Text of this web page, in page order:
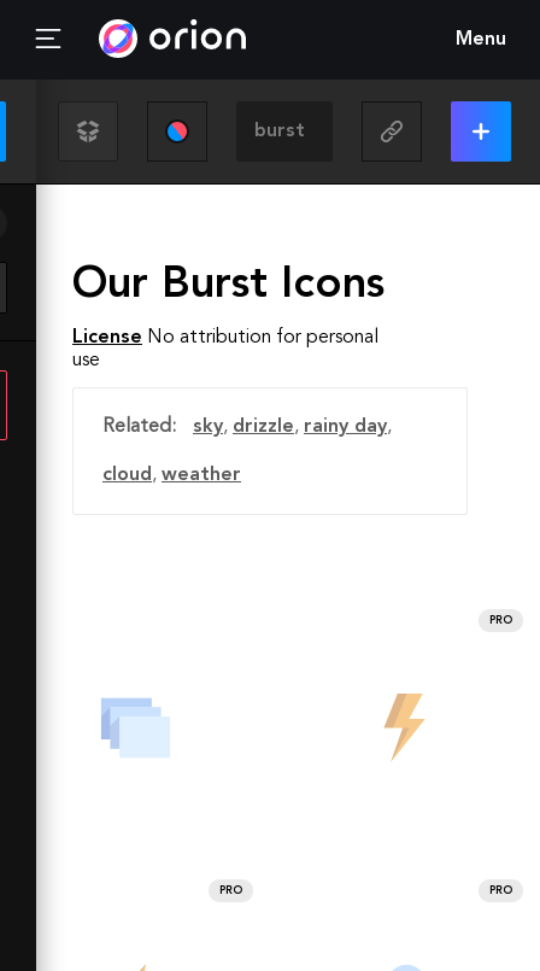
Menu
Our Burst Icons
License No attribution for personal
use
Related: sky, drizzle, rainy day,
cloud, weather
PRO
PRO PRO